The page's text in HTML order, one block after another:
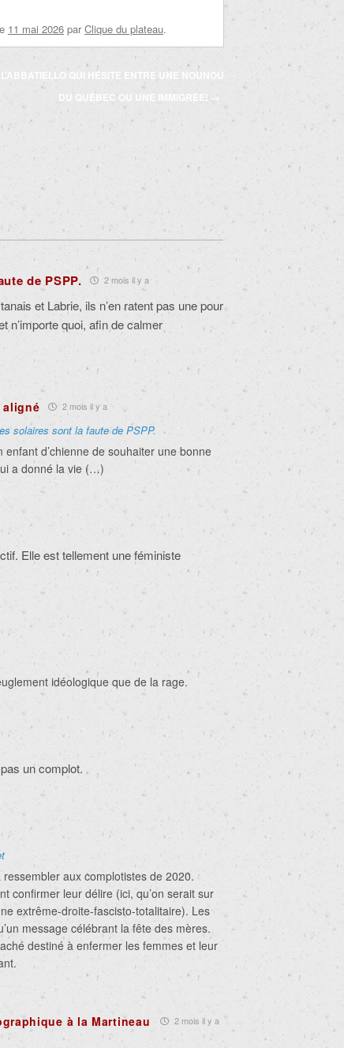
11 mai 2026 par Clique du plateau.
L’ABBATIELLO QUI HÉSITE ENTRE UNE NOUNOU
DU QUÉBEC OU UNE IMMIGRÉE! →
de PSPP. 2 mois il y a
et Labrie, ils n’en ratent pas une pour
n’importe quoi, afin de calmer
2 mois il y a
solaires sont la faute de PSPP.
d’chienne de souhaiter une bonne
a donné la vie (…)
Elle est tellement une féministe
idéologique que de la rage.
un complot.
aux complotistes de 2020.
confirmer leur délire (ici, qu’on serait sur
extrême-droite-fascisto-totalitaire). Les
message célébrant la fête des mères.
destiné à enfermer les femmes et leur
à la Martineau 2 mois il y a